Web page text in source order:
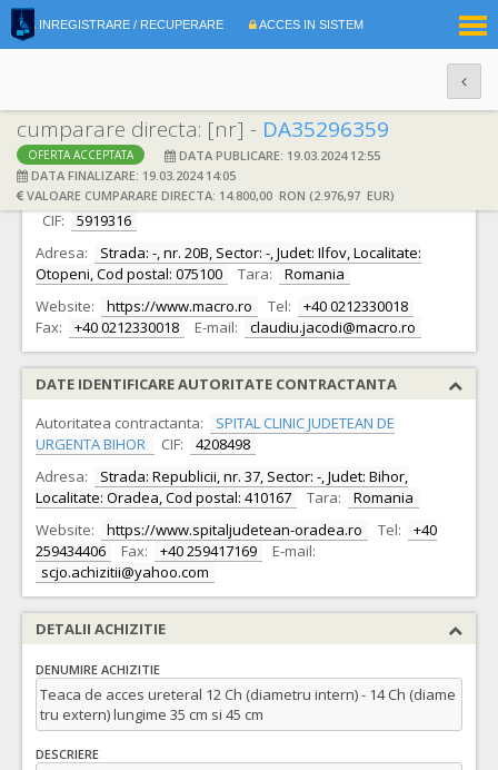
INREGISTRARE / RECUPERARE ACCES IN SISTEM
cumparare directa: [nr] - DA35296359
OFERTA ACCEPTATA
DATA PUBLICARE: 19.03.2024 12:55
DATA FINALIZARE: 19.03.2024 14:05
VALOARE CUMPARARE DIRECTA: 14.800,00 RON (2.976,97 EUR)
DATE IDENTIFICARE OFERTANT
Ofertant: S.C. MACRO INTERNATIONAL DISTRIBUTION S.R.L.
CIF:
5919316
Adresa:
Strada: -, nr. 20B, Sector: -, Judet: Ilfov, Localitate:
Otopeni, Cod postal: 075100
Tara:
Romania
Website:
https://www.macro.ro Tel:
+40 0212330018
Fax:
+40 0212330018 E-mail: claudiu.jacodi@macro.ro
DATE IDENTIFICARE AUTORITATE CONTRACTANTA
Autoritatea contractanta:
SPITAL CLINIC JUDETEAN DE
URGENTA BIHOR
CIF:
4208498
Adresa:
Strada: Republicii, nr. 37, Sector: -, Judet: Bihor,
Localitate: Oradea, Cod postal: 410167
Tara:
Romania
Website:
https://www.spitaljudetean-oradea.ro Tel:
+40
259434406
Fax: +40 259417169
E-mail:
scjo.achizitii@yahoo.com
DETALII ACHIZITIE
DENUMIRE ACHIZITIE
Teaca de acces ureteral 12 Ch (diametru intern) - 14 Ch (diame
tru extern) lungime 35 cm si 45 cm
DESCRIERE